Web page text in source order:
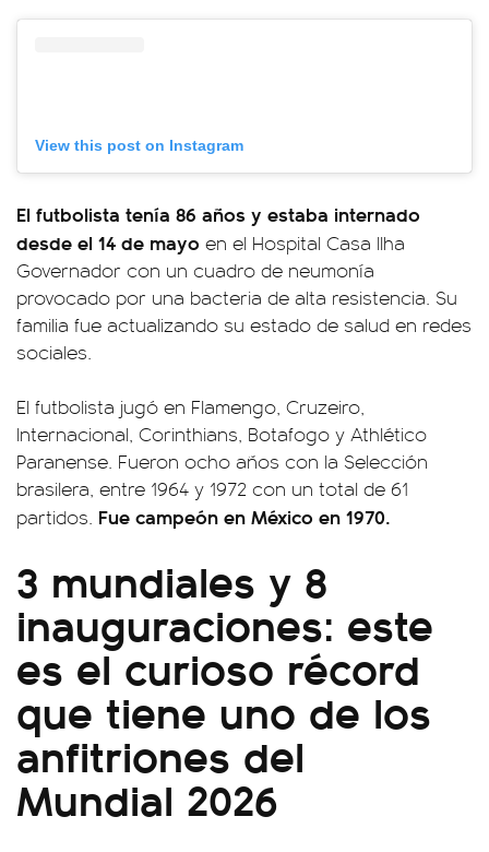
View this post on Instagram
El futbolista tenía 86 años y estaba internado
desde el 14 de mayo en el Hospital Casa Ilha
Governador con un cuadro de neumonía
provocado por una bacteria de alta resistencia. Su
familia fue actualizando su estado de salud en redes
sociales.
El futbolista jugó en Flamengo, Cruzeiro,
Internacional, Corinthians, Botafogo y Athlético
Paranense. Fueron ocho años con la Selección
brasilera, entre 1964 y 1972 con un total de 61
partidos. Fue campeón en México en 1970.
3 mundiales y 8
inauguraciones: este
es el curioso récord
que tiene uno de los
anfitriones del
Mundial 2026